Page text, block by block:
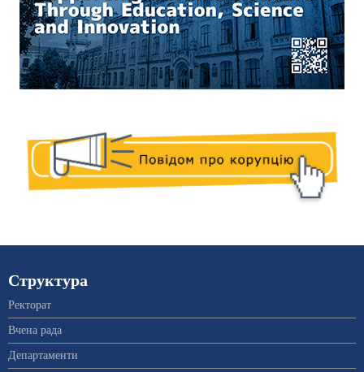
Структура
Ректорат
Вчена рада
Департаменти